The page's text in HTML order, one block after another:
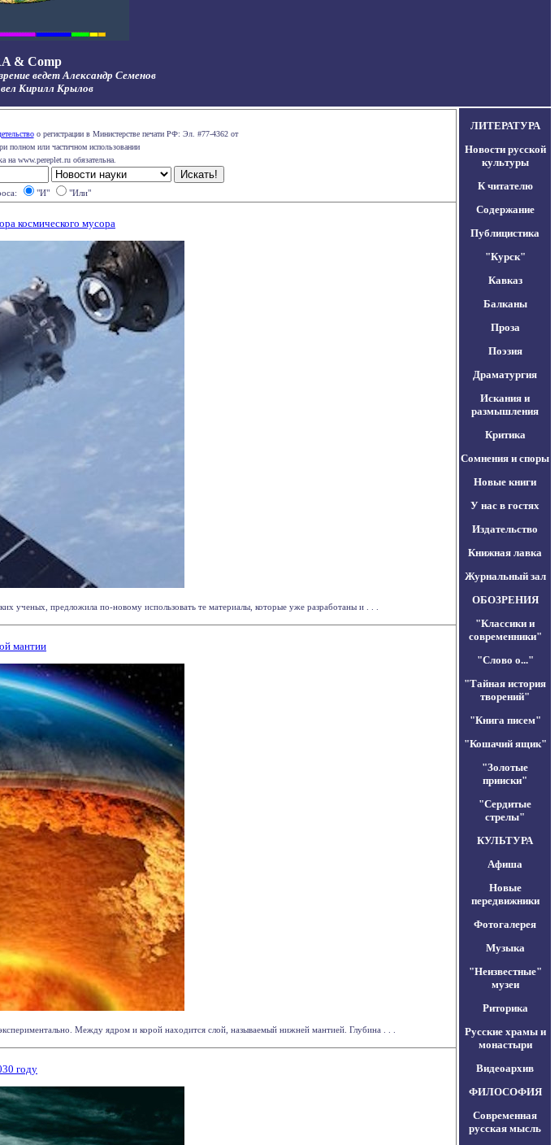
& Comp
ведет Александр Семенов
Кирилл Крылов
о регистрации в Министерстве печати РФ: Эл. #77-4362 от
полном или частичном использовании
на www.pereplet.ru обязательна.
"И" "Или"
космического мусора
ученых, предложила по-новому использовать те материалы, которые уже разработаны и . . .
мантии
Между ядром и корой находится слой, называемый нижней мантией. Глубина . . .
году
ЛИТЕРАТУРА
Новости русской
культуры
К читателю
Содержание
Публицистика
"Курск"
Кавказ
Балканы
Проза
Поэзия
Драматургия
Искания и
размышления
Критика
Сомнения и споры
Новые книги
У нас в гостях
Издательство
Книжная лавка
Журнальный зал
ОБОЗРЕНИЯ
"Классики и
современники"
"Слово о..."
"Тайная история
творений"
"Книга писем"
"Кошачий ящик"
"Золотые
прииски"
"Сердитые
стрелы"
КУЛЬТУРА
Афиша
Новые
передвижники
Фотогалерея
Музыка
"Неизвестные"
музеи
Риторика
Русские храмы и
монастыри
Видеоархив
ФИЛОСОФИЯ
Современная
русская мысль